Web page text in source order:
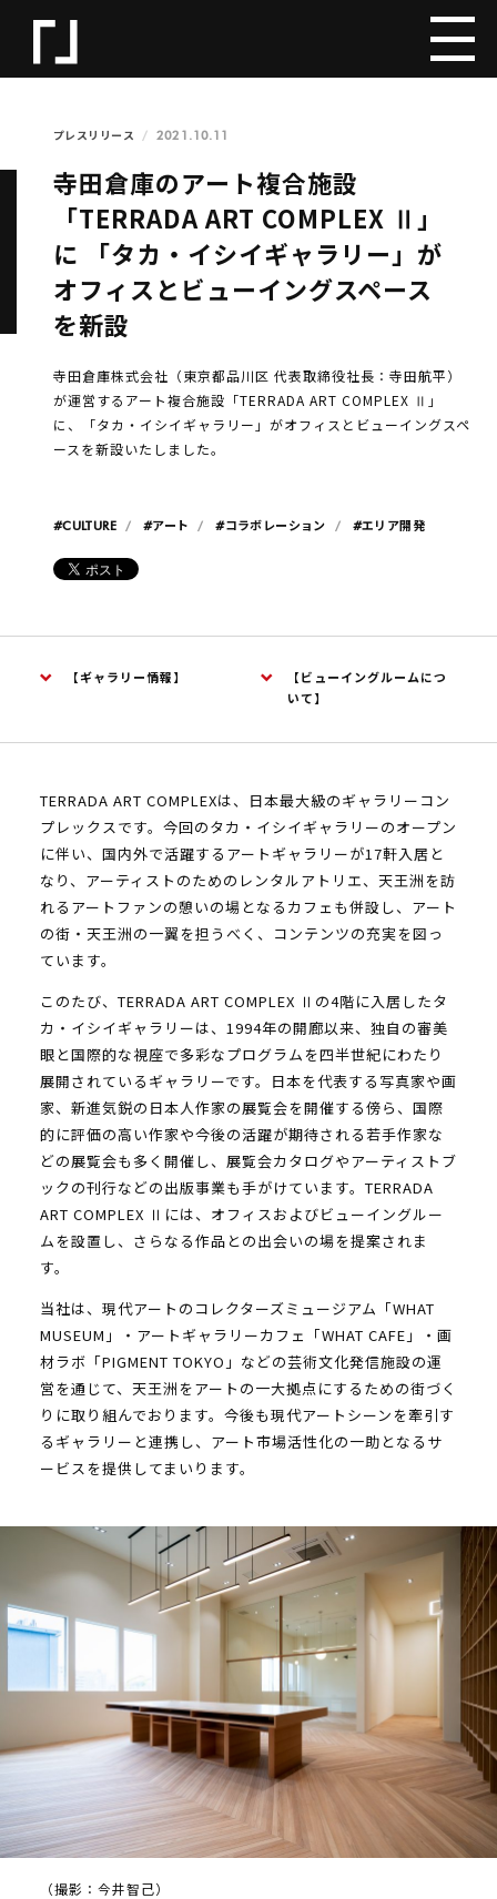
プレスリリース 2021.10.11
寺田倉庫のアート複合施設
「TERRADA ART COMPLEX Ⅱ」
に 「タカ・イシイギャラリー」が
オフィスとビューイングスペース
を新設
寺⽥倉庫株式会社（東京都品川区 代表取締役社長：寺田航平）
が運営するアート複合施設「TERRADA ART COMPLEX Ⅱ」
に、「タカ・イシイギャラリー」がオフィスとビューイングスペ
ースを新設いたしました。
#CULTURE #アート #コラボレーション #エリア開発
【ギャラリー情報】
【ビューイングルームにつ
いて】
TERRADA ART COMPLEXは、日本最大級のギャラリーコン
プレックスです。今回のタカ・イシイギャラリーのオープン
に伴い、国内外で活躍するアートギャラリーが17軒入居と
なり、アーティストのためのレンタルアトリエ、天王洲を訪
れるアートファンの憩いの場となるカフェも併設し、アート
の街・天王洲の一翼を担うべく、コンテンツの充実を図っ
ています。
このたび、TERRADA ART COMPLEX Ⅱの4階に入居したタ
カ・イシイギャラリーは、1994年の開廊以来、独自の審美
眼と国際的な視座で多彩なプログラムを四半世紀にわたり
展開されているギャラリーです。日本を代表する写真家や画
家、新進気鋭の日本人作家の展覧会を開催する傍ら、国際
的に評価の高い作家や今後の活躍が期待される若手作家な
どの展覧会も多く開催し、展覧会カタログやアーティストブ
ックの刊行などの出版事業も手がけています。TERRADA
ART COMPLEX Ⅱには、オフィスおよびビューイングルー
ムを設置し、さらなる作品との出会いの場を提案されま
す。
当社は、現代アートのコレクターズミュージアム「WHAT
MUSEUM」・アートギャラリーカフェ「WHAT CAFE」・画
材ラボ「PIGMENT TOKYO」などの芸術文化発信施設の運
営を通じて、天王洲をアートの一大拠点にするための街づく
りに取り組んでおります。今後も現代アートシーンを牽引す
るギャラリーと連携し、アート市場活性化の一助となるサ
ービスを提供してまいります。
（撮影：今井智己）